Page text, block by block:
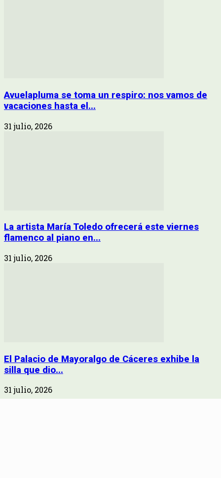
Avuelapluma se toma un respiro: nos vamos de
vacaciones hasta el...
31 julio, 2026
La artista María Toledo ofrecerá este viernes
flamenco al piano en...
31 julio, 2026
El Palacio de Mayoralgo de Cáceres exhibe la
silla que dio...
31 julio, 2026